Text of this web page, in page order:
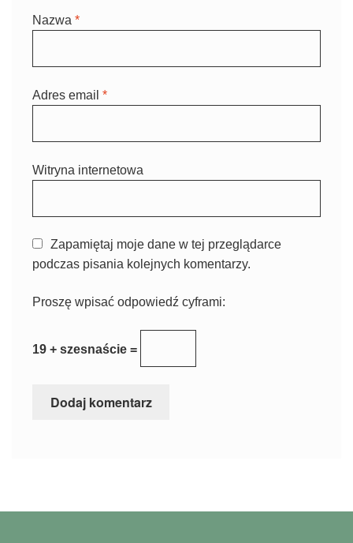
Nazwa *
Adres email *
Witryna internetowa
Zapamiętaj moje dane w tej przeglądarce
podczas pisania kolejnych komentarzy.
Proszę wpisać odpowiedź cyframi:
19 + szesnaście =